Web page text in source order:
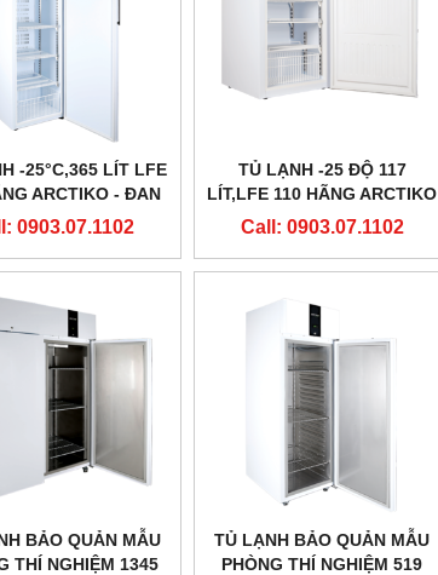
-25°C,365 LÍT LFE
ARCTIKO - ĐAN
MẠCH
0903.07.1102
TỦ LẠNH -25 ĐỘ 117
LÍT,LFE 110 HÃNG ARCTIKO
- ĐAN MẠCH
Call: 0903.07.1102
BẢO QUẢN MẪU
THÍ NGHIỆM 1345
TỦ LẠNH BẢO QUẢN MẪU
PHÒNG THÍ NGHIỆM 519